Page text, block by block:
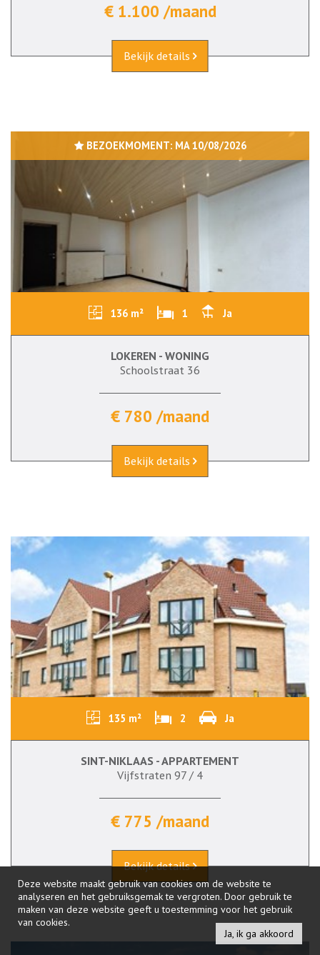
€ 1.100 /maand
Bekijk details
BEZOEKMOMENT:MA 10/08/2026
136 m² 1 Ja
LOKEREN - WONING
Schoolstraat 36
€ 780 /maand
Bekijk details
135 m² 2 Ja
SINT-NIKLAAS - APPARTEMENT
Vijfstraten 97 / 4
€ 775 /maand
Bekijk details
Deze website maakt gebruik van cookies om de website te
analyseren en het gebruiksgemak te vergroten. Door gebruik te
maken van deze website geeft u toestemming voor het gebruik
van cookies.
Ja, ik ga akkoord